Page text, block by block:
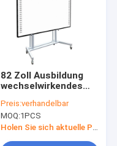
82 Zoll Ausbildung
wechselwirkendes
unterrichtendes
Aluminiumlegierungs-
Feld
Preis:verhandelbar
MOQ:1PCS